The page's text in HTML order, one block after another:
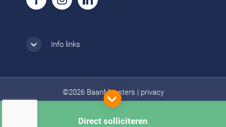
Direct solliciteren
Info links
©2026 BaanMeesters privacy